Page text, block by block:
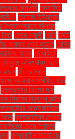
ছিনতাই মুম্বাইয়ে
মুহাম্মদ ইউনূসের
শৈত্যপ্রবাহে কাঁপছে
মেয়র প্রার্থী মেসি মেসি
পরাজয় শেষ মুহূর্তে মেসির
আলম মোবাইলে
অবিশ্বাস্য ছন্দে
যাঁদের স্তন
ইরান-সমর্থিত হুতি
যুক্তরাষ্ট্রে ডিমের দাম
নিরবের বিরুদ্ধে স্ত্রীর
আন্তর্জাতিক
আজ যুক্তরাষ্ট্রের দেওয়া
চেয়ে পিছিয়ে
যুদ্ধকালীন সতর্কতার